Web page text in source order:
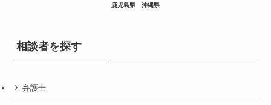
鹿児島県 沖縄県
相談者を探す
弁護士